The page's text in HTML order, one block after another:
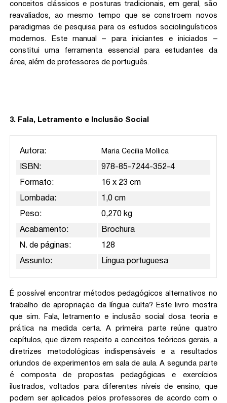
conceitos clássicos e posturas tradicionais, em geral, são
reavaliados, ao mesmo tempo que se constroem novos
paradigmas de pesquisa para os estudos sociolinguísticos
modernos. Este manual – para iniciantes e iniciados –
constitui uma ferramenta essencial para estudantes da
área, além de professores de português.
3. Fala, Letramento e Inclusão Social
Autora: Maria Cecilia Mollica
ISBN: 978-85-7244-352-4
Formato: 16 x 23 cm
Lombada: 1,0 cm
Peso: 0,270 kg
Acabamento: Brochura
N. de páginas: 128
Assunto: Língua portuguesa
É possível encontrar métodos pedagógicos alternativos no
trabalho de apropriação da língua culta? Este livro mostra
que sim. Fala, letramento e inclusão social dosa teoria e
prática na medida certa. A primeira parte reúne quatro
capítulos, que dizem respeito a conceitos teóricos gerais, a
diretrizes metodológicas indispensáveis e a resultados
oriundos de experimentos em sala de aula. A segunda parte
é composta de propostas pedagógicas e exercícios
ilustrados, voltados para diferentes níveis de ensino, que
podem ser aplicados pelos professores de acordo com o